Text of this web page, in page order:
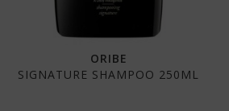
ORIBE
SIGNATURE SHAMPOO 250ML